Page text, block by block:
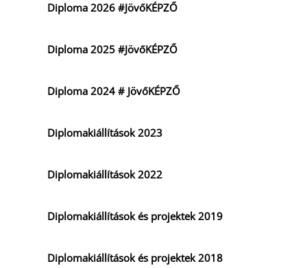
Diploma 2026 #JövőKÉPZŐ
Diploma 2025 #JövőKÉPZŐ
Diploma 2024 # JövőKÉPZŐ
Diplomakiállítások 2023
Diplomakiállítások 2022
Diplomakiállítások és projektek 2019
Diplomakiállítások és projektek 2018